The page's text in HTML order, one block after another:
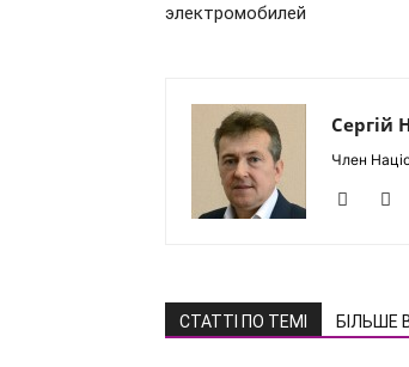
электромобилей
Сергій
Член
СТАТТІ ПО ТЕМІ БІЛЬШЕ